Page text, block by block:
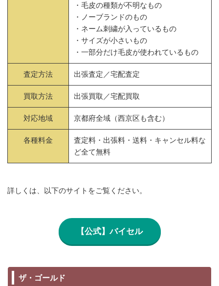
・毛皮の種類が不明なもの
・ノーブランドのもの
・ネーム刺繍が入っているもの
・サイズが小さいもの
・一部分だけ毛皮が使われているもの
査定方法 出張査定／宅配査定
買取方法 出張買取／宅配買取
対応地域 京都府全域（西京区も含む）
各種料金
査定料・出張料・送料・キャンセル料な
ど全て無料
詳しくは、以下のサイトをご覧ください。
【公式】バイセル
ザ・ゴールド